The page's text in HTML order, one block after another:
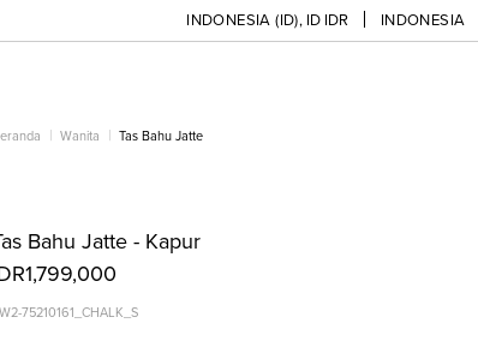
INDONESIA (ID), ID IDR INDONESIA
Wanita Tas Bahu Jatte
Bahu Jatte - Kapur
75210161_CHALK_S